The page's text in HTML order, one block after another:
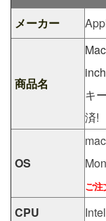
メーカー
商品名
キ
済!
OS
ご注
CPU